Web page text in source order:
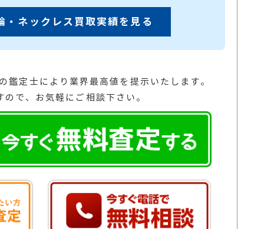
・ネックレス買取実績を見る
鑑定士により業界最高値を提示いたします。
で、お気軽にご相談下さい。